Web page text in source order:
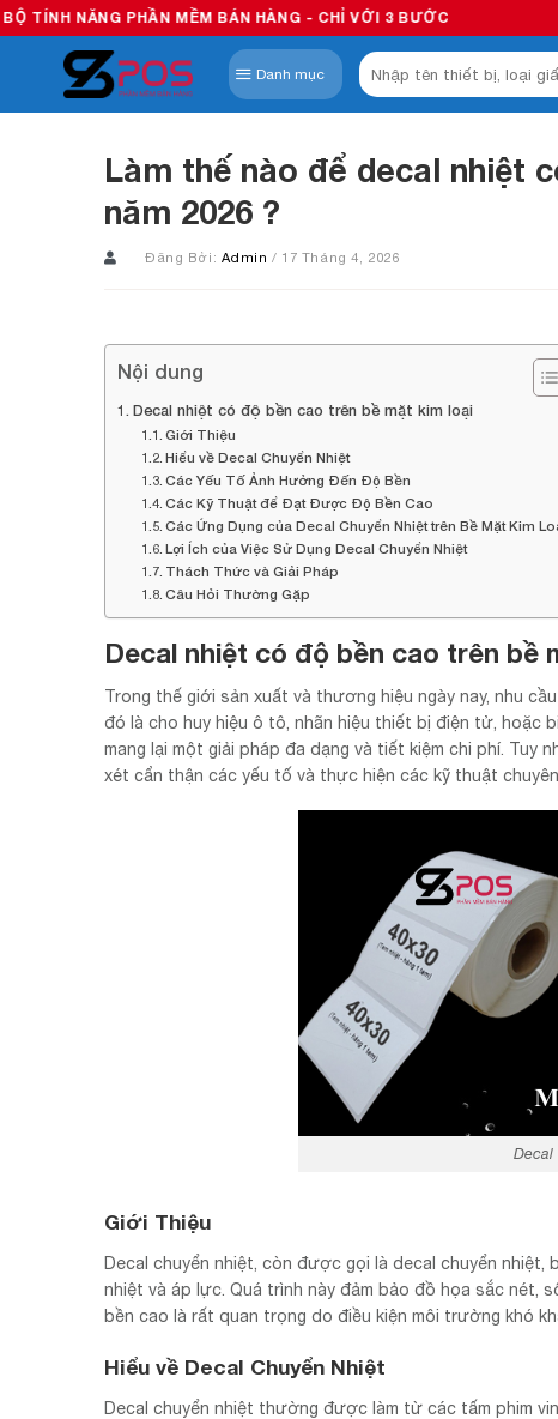
Skip
to
content
PHẦN MỀM BÁN HÀNG - CHỈ VỚI 3 BƯỚC
Danh mục
Tìm
kiếm:
Làm thế nào để decal nhiệt
năm 2026 ?
Đăng Bởi: Admin / 17 Tháng 4, 2026
Nội dung
Decal nhiệt có độ bền cao trên bề mặt kim loại
Giới Thiệu
Hiểu về Decal Chuyển Nhiệt
Các Yếu Tố Ảnh Hưởng Đến Độ Bền
Các Kỹ Thuật để Đạt Được Độ Bền Cao
Các Ứng Dụng của Decal Chuyển Nhiệt trên Bề Mặt Kim
Lợi Ích của Việc Sử Dụng Decal Chuyển Nhiệt
Thách Thức và Giải Pháp
Câu Hỏi Thường Gặp
Decal nhiệt có độ bền cao trên bề
Trong thế giới sản xuất và thương hiệu ngày nay, nhu
đó là cho huy hiệu ô tô, nhãn hiệu thiết bị điện tử, hoặc
mang lại một giải pháp đa dạng và tiết kiệm chi phí.
xét cẩn thận các yếu tố và thực hiện các kỹ thuật
Decal
Giới Thiệu
Decal chuyển nhiệt, còn được gọi là decal chuyển
nhiệt và áp lực. Quá trình này đảm bảo đồ họa sắc nét,
bền cao là rất quan trọng do điều kiện môi trường khó
Hiểu về Decal Chuyển Nhiệt
Decal chuyển nhiệt thường được làm từ các tấm phim